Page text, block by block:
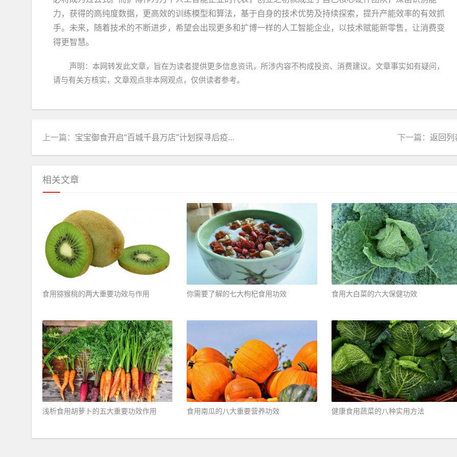
力，获得的高纯度数据，更高效的训练模型和算法，基于自身的技术优势及持续探索，提升产能效率的有效抓
手。未来，随着技术的不断进步，希望会出现更多和扩博一样的人工智能企业，以技术赋能新零售，让消费变
得更智慧。
声明：本网转发此文章，旨在为读者提供更多信息资讯，所涉内容不构成投资、消费建议。文章事实如有疑问，
请与有关方核实，文章观点非本网观点，仅供读者参考。
上一篇： 宝宝御食开启“百城千县万店”计划探寻后疫情时代线下新零售 下一篇： 返回列
相关文章
食用猕猴桃的两大重要功效与作用 ​ 你需要了解的七大枸杞食用功效 ​ 食用大白菜的六大保健功效 ​
浅析食用胡萝卜的五大重要功效作用 ​ 食用南瓜的八大重要营养功效 ​ 健康食用蔬菜的八种实用方法 ​